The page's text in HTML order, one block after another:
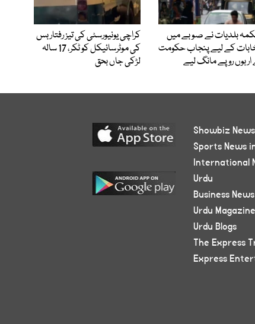
بلدیات نے صوبے میں
کے لیے پنجاب حکومت
روپے مانگ لیے
کراچی یونیورسٹی کی تیز رفتار بس
کی موٹرسائیکل کو ٹکر، 17 سالہ
لڑکی جاں بحق
Showbiz
Sports News
International
Urdu
Business
Urdu Magazine
Urdu Blogs
The Express
Express